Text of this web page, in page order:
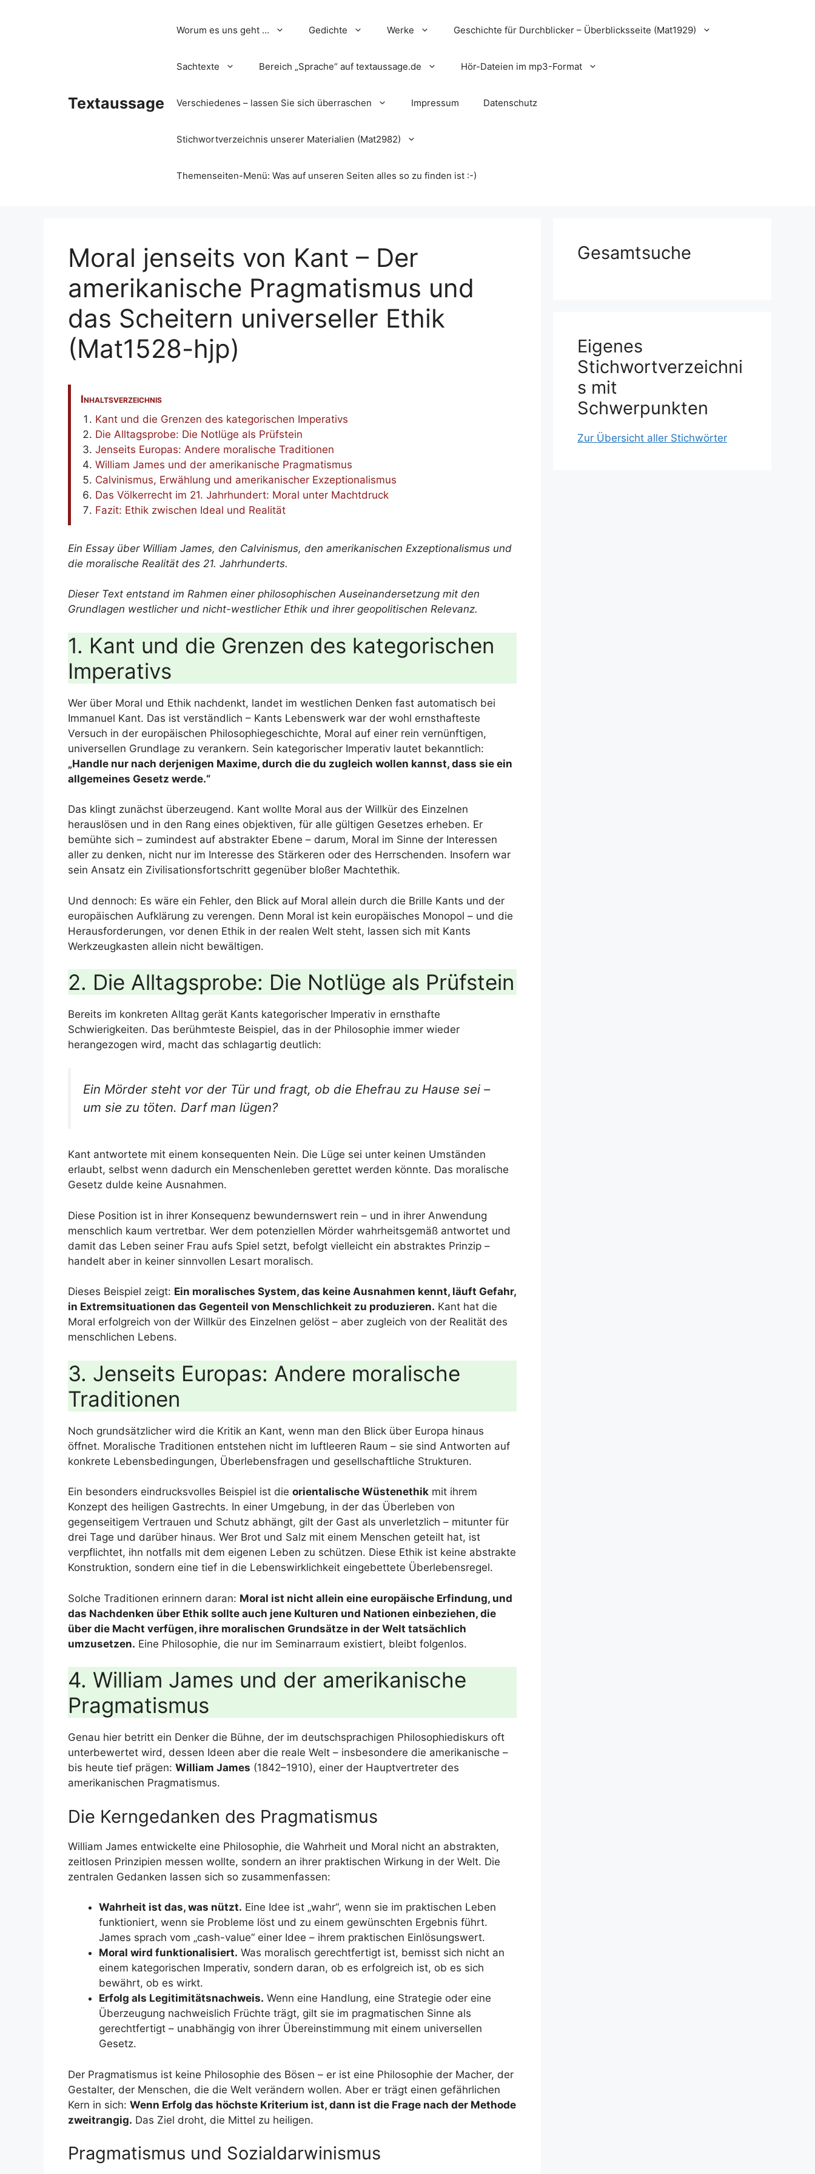
Textaussage
Worum es uns geht … Gedichte Werke Geschichte für Durchblicker – Überblicksseite (Mat1929)
Sachtexte Bereich „Sprache“ auf textaussage.de Hör-Dateien im mp3-Format
Verschiedenes – lassen Sie sich überraschen Impressum Datenschutz
Stichwortverzeichnis unserer Materialien (Mat2982)
Themenseiten-Menü: Was auf unseren Seiten alles so zu finden ist :-)
Moral jenseits von Kant – Der
amerikanische Pragmatismus und
das Scheitern universeller Ethik
(Mat1528-hjp)
Inhaltsverzeichnis
Kant und die Grenzen des kategorischen Imperativs
Die Alltagsprobe: Die Notlüge als Prüfstein
Jenseits Europas: Andere moralische Traditionen
William James und der amerikanische Pragmatismus
Calvinismus, Erwählung und amerikanischer Exzeptionalismus
Das Völkerrecht im 21. Jahrhundert: Moral unter Machtdruck
Fazit: Ethik zwischen Ideal und Realität
Ein Essay über William James, den Calvinismus, den amerikanischen Exzeptionalismus und
die moralische Realität des 21. Jahrhunderts.
Dieser Text entstand im Rahmen einer philosophischen Auseinandersetzung mit den
Grundlagen westlicher und nicht-westlicher Ethik und ihrer geopolitischen Relevanz.
1. Kant und die Grenzen des kategorischen
Imperativs
Wer über Moral und Ethik nachdenkt, landet im westlichen Denken fast automatisch bei
Immanuel Kant. Das ist verständlich – Kants Lebenswerk war der wohl ernsthafteste
Versuch in der europäischen Philosophiegeschichte, Moral auf einer rein vernünftigen,
universellen Grundlage zu verankern. Sein kategorischer Imperativ lautet bekanntlich:
„Handle nur nach derjenigen Maxime, durch die du zugleich wollen kannst, dass sie ein
allgemeines Gesetz werde.“
Das klingt zunächst überzeugend. Kant wollte Moral aus der Willkür des Einzelnen
herauslösen und in den Rang eines objektiven, für alle gültigen Gesetzes erheben. Er
bemühte sich – zumindest auf abstrakter Ebene – darum, Moral im Sinne der Interessen
aller zu denken, nicht nur im Interesse des Stärkeren oder des Herrschenden. Insofern war
sein Ansatz ein Zivilisationsfortschritt gegenüber bloßer Machtethik.
Und dennoch: Es wäre ein Fehler, den Blick auf Moral allein durch die Brille Kants und der
europäischen Aufklärung zu verengen. Denn Moral ist kein europäisches Monopol – und die
Herausforderungen, vor denen Ethik in der realen Welt steht, lassen sich mit Kants
Werkzeugkasten allein nicht bewältigen.
2. Die Alltagsprobe: Die Notlüge als Prüfstein
Bereits im konkreten Alltag gerät Kants kategorischer Imperativ in ernsthafte
Schwierigkeiten. Das berühmteste Beispiel, das in der Philosophie immer wieder
herangezogen wird, macht das schlagartig deutlich:
Ein Mörder steht vor der Tür und fragt, ob die Ehefrau zu Hause sei –
um sie zu töten. Darf man lügen?
Kant antwortete mit einem konsequenten Nein. Die Lüge sei unter keinen Umständen
erlaubt, selbst wenn dadurch ein Menschenleben gerettet werden könnte. Das moralische
Gesetz dulde keine Ausnahmen.
Diese Position ist in ihrer Konsequenz bewundernswert rein – und in ihrer Anwendung
menschlich kaum vertretbar. Wer dem potenziellen Mörder wahrheitsgemäß antwortet und
damit das Leben seiner Frau aufs Spiel setzt, befolgt vielleicht ein abstraktes Prinzip –
handelt aber in keiner sinnvollen Lesart moralisch.
Dieses Beispiel zeigt: Ein moralisches System, das keine Ausnahmen kennt, läuft Gefahr,
in Extremsituationen das Gegenteil von Menschlichkeit zu produzieren. Kant hat die
Moral erfolgreich von der Willkür des Einzelnen gelöst – aber zugleich von der Realität des
menschlichen Lebens.
3. Jenseits Europas: Andere moralische
Traditionen
Noch grundsätzlicher wird die Kritik an Kant, wenn man den Blick über Europa hinaus
öffnet. Moralische Traditionen entstehen nicht im luftleeren Raum – sie sind Antworten auf
konkrete Lebensbedingungen, Überlebensfragen und gesellschaftliche Strukturen.
Ein besonders eindrucksvolles Beispiel ist die orientalische Wüstenethik mit ihrem
Konzept des heiligen Gastrechts. In einer Umgebung, in der das Überleben von
gegenseitigem Vertrauen und Schutz abhängt, gilt der Gast als unverletzlich – mitunter für
drei Tage und darüber hinaus. Wer Brot und Salz mit einem Menschen geteilt hat, ist
verpflichtet, ihn notfalls mit dem eigenen Leben zu schützen. Diese Ethik ist keine abstrakte
Konstruktion, sondern eine tief in die Lebenswirklichkeit eingebettete Überlebensregel.
Solche Traditionen erinnern daran: Moral ist nicht allein eine europäische Erfindung, und
das Nachdenken über Ethik sollte auch jene Kulturen und Nationen einbeziehen, die
über die Macht verfügen, ihre moralischen Grundsätze in der Welt tatsächlich
umzusetzen. Eine Philosophie, die nur im Seminarraum existiert, bleibt folgenlos.
4. William James und der amerikanische
Pragmatismus
Genau hier betritt ein Denker die Bühne, der im deutschsprachigen Philosophiediskurs oft
unterbewertet wird, dessen Ideen aber die reale Welt – insbesondere die amerikanische –
bis heute tief prägen: William James (1842–1910), einer der Hauptvertreter des
amerikanischen Pragmatismus.
Die Kerngedanken des Pragmatismus
William James entwickelte eine Philosophie, die Wahrheit und Moral nicht an abstrakten,
zeitlosen Prinzipien messen wollte, sondern an ihrer praktischen Wirkung in der Welt. Die
zentralen Gedanken lassen sich so zusammenfassen:
Wahrheit ist das, was nützt. Eine Idee ist „wahr“, wenn sie im praktischen Leben
funktioniert, wenn sie Probleme löst und zu einem gewünschten Ergebnis führt.
James sprach vom „cash-value“ einer Idee – ihrem praktischen Einlösungswert.
Moral wird funktionalisiert. Was moralisch gerechtfertigt ist, bemisst sich nicht an
einem kategorischen Imperativ, sondern daran, ob es erfolgreich ist, ob es sich
bewährt, ob es wirkt.
Erfolg als Legitimitätsnachweis. Wenn eine Handlung, eine Strategie oder eine
Überzeugung nachweislich Früchte trägt, gilt sie im pragmatischen Sinne als
gerechtfertigt – unabhängig von ihrer Übereinstimmung mit einem universellen
Gesetz.
Der Pragmatismus ist keine Philosophie des Bösen – er ist eine Philosophie der Macher, der
Gestalter, der Menschen, die die Welt verändern wollen. Aber er trägt einen gefährlichen
Kern in sich: Wenn Erfolg das höchste Kriterium ist, dann ist die Frage nach der Methode
zweitrangig. Das Ziel droht, die Mittel zu heiligen.
Pragmatismus und Sozialdarwinismus
Gesamtsuche
Eigenes
Stichwortverzeichni
s mit
Schwerpunkten
Zur Übersicht aller Stichwörter